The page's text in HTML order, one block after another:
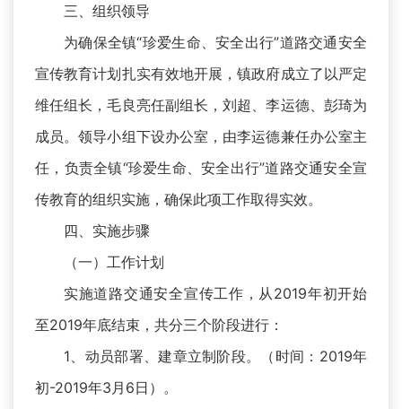
三、组织领导
为确保全镇“珍爱生命、安全出行”道路交通安全
宣传教育计划扎实有效地开展，镇政府成立了以严定
维任组长，毛良亮任副组长，刘超、李运德、彭琦为
成员。领导小组下设办公室，由李运德兼任办公室主
任，负责全镇“珍爱生命、安全出行”道路交通安全宣
传教育的组织实施，确保此项工作取得实效。
四、实施步骤
（一）工作计划
实施道路交通安全宣传工作，从2019年初开始
至2019年底结束，共分三个阶段进行：
1、动员部署、建章立制阶段。（时间：2019年
初-2019年3月6日）。